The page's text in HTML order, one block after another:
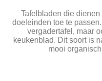
Tafelbladen die
doeleinden toe te
vergadertafel, maar
keukenblad. Dit soort is
mooi